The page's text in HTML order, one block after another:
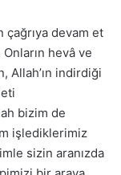
çağrıya devam et
hevâ ve
Allah’ın indirdiği
bizim de
işlediklerimiz
sizin aranızda